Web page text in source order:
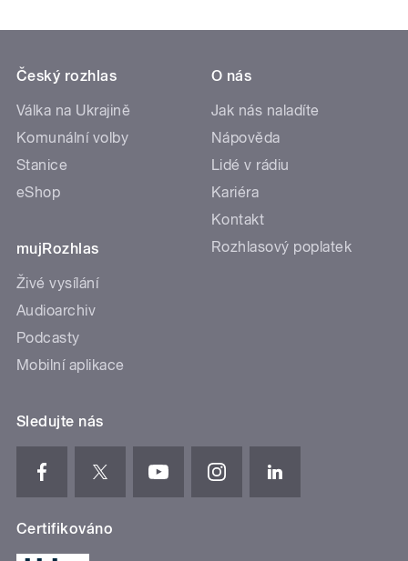
Český rozhlas
Válka na Ukrajině
Komunální volby
Stanice
eShop
mujRozhlas
Živé vysílání
Audioarchiv
Podcasty
Mobilní aplikace
O nás
Jak nás naladíte
Nápověda
Lidé v rádiu
Kariéra
Kontakt
Rozhlasový poplatek
Sledujte nás
Certifikováno